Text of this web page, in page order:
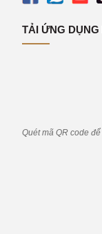
TẢI ỨNG
Quét mã QR code